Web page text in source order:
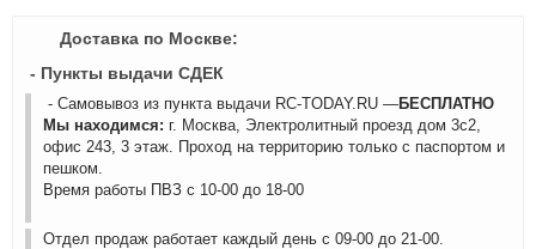
Доставка по Москве:
- Пункты выдачи СДЕК
- Самовывоз из пункта выдачи RC-TODAY.RU —БЕСПЛАТНО
Мы находимся: г. Москва, Электролитный проезд дом 3с2,
офис 243, 3 этаж. Проход на территорию только с паспортом и
пешком.
Время работы ПВЗ с 10-00 до 18-00
Отдел продаж работает каждый день с 09-00 до 21-00.